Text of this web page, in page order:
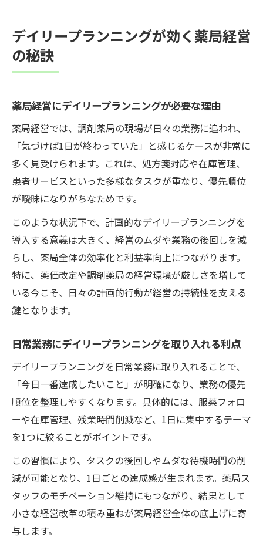
デイリープランニングが効く薬局経営
の秘訣
薬局経営にデイリープランニングが必要な理由
薬局経営では、調剤薬局の現場が日々の業務に追われ、
「気づけば1日が終わっていた」と感じるケースが非常に
多く見受けられます。これは、処方箋対応や在庫管理、
患者サービスといった多様なタスクが重なり、優先順位
が曖昧になりがちなためです。
このような状況下で、計画的なデイリープランニングを
導入する意義は大きく、経営のムダや業務の後回しを減
らし、薬局全体の効率化と利益率向上につながります。
特に、薬価改定や調剤薬局の経営環境が厳しさを増して
いる今こそ、日々の計画的行動が経営の持続性を支える
鍵となります。
日常業務にデイリープランニングを取り入れる利点
デイリープランニングを日常業務に取り入れることで、
「今日一番達成したいこと」が明確になり、業務の優先
順位を整理しやすくなります。具体的には、服薬フォロ
ーや在庫管理、残業時間削減など、1日に集中するテーマ
を1つに絞ることがポイントです。
この習慣により、タスクの後回しやムダな待機時間の削
減が可能となり、1日ごとの達成感が生まれます。薬局ス
タッフのモチベーション維持にもつながり、結果として
小さな経営改革の積み重ねが薬局経営全体の底上げに寄
与します。